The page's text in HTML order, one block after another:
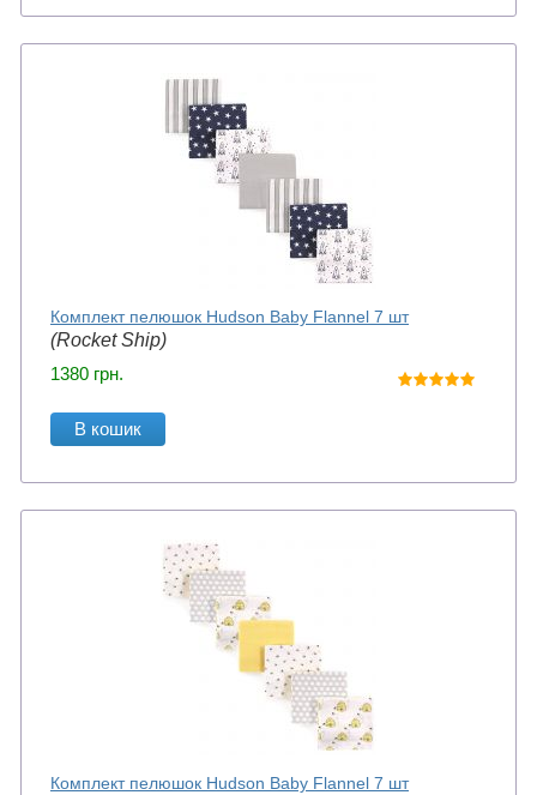
Комплект пелюшок Hudson Baby Flannel 7 шт
(Rocket Ship)
1380 грн.
В кошик
Комплект пелюшок Hudson Baby Flannel 7 шт